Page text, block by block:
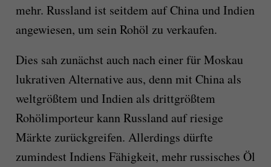
mehr. Russland ist seitdem auf China und Indien
angewiesen, um sein Rohöl zu verkaufen.
Dies sah zunächst auch nach einer für Moskau
lukrativen Alternative aus, denn mit China als
weltgrößtem und Indien als drittgrößtem
Rohölimporteur kann Russland auf riesige
Märkte zurückgreifen. Allerdings dürfte
zumindest Indiens Fähigkeit, mehr russisches Öl